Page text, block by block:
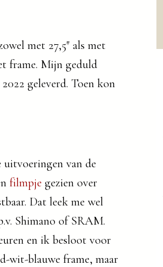
met 27,5″ als met
frame. Mijn geduld
geleverd. Toen kon
uitvoeringen van de
filmpje gezien over
Dat leek me wel
Shimano of SRAM.
en ik besloot voor
wit-blauwe frame, maar